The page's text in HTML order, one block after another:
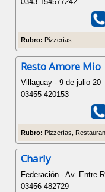
Rubro: Pizzerías...
Resto Amore Mio
Villaguay - 9 de julio 20
03455 420153
Rubro: Pizzerías,
Charly
Federación - Av. Entre
03456 482729